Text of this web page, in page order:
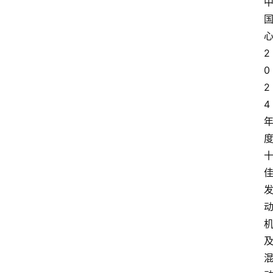
国
心
2
0
2
4
年
度
十
佳
发
动
机
及
混